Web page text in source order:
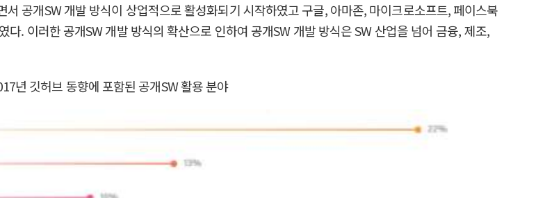
공개SW 개발 방식이 상업적으로 활성화되기 시작하였고 구글, 아마존, 마이크로소프트, 페이스북
. 이러한 공개SW 개발 방식의 확산으로 인하여 공개SW 개발 방식은 SW 산업을 넘어 금융, 제조,
년 깃허브 동향에 포함된 공개SW 활용 분야